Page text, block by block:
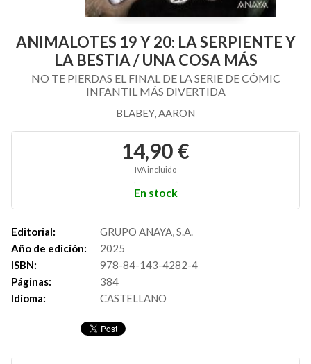
ANIMALOTES 19 Y 20: LA SERPIENTE Y
LA BESTIA / UNA COSA MÁS
NO TE PIERDAS EL FINAL DE LA SERIE DE CÓMIC
INFANTIL MÁS DIVERTIDA
BLABEY, AARON
14,90 €
IVA incluido
En stock
Editorial:
GRUPO ANAYA, S.A.
Año de edición:
2025
ISBN:
978-84-143-4282-4
Páginas:
384
Idioma:
CASTELLANO